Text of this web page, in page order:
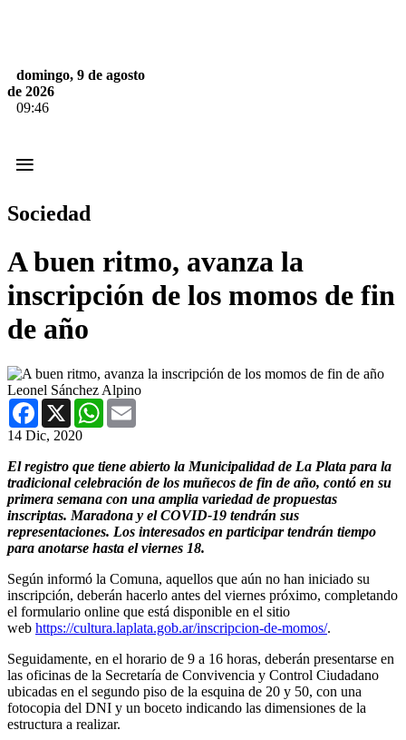
domingo, 9 de agosto
de 2026
09:46
≡
Sociedad
A buen ritmo, avanza la
inscripción de los momos de fin
de año
Leonel Sánchez Alpino
Facebook
X WhatsApp
14 Dic, 2020
El registro que tiene abierto la Municipalidad de La Plata para la
tradicional celebración de los muñecos de fin de año, contó en su
primera semana con una amplia variedad de propuestas
inscriptas. Maradona y el COVID-19 tendrán sus
representaciones. Los interesados en participar tendrán tiempo
para anotarse hasta el viernes 18.
Según informó la Comuna, aquellos que aún no han iniciado su
inscripción, deberán hacerlo antes del viernes próximo, completando
el formulario online que está disponible en el sitio
web https://cultura.laplata.gob.ar/inscripcion-de-momos/.
Seguidamente, en el horario de 9 a 16 horas, deberán presentarse en
las oficinas de la Secretaría de Convivencia y Control Ciudadano
ubicadas en el segundo piso de la esquina de 20 y 50, con una
fotocopia del DNI y un boceto indicando las dimensiones de la
estructura a realizar.